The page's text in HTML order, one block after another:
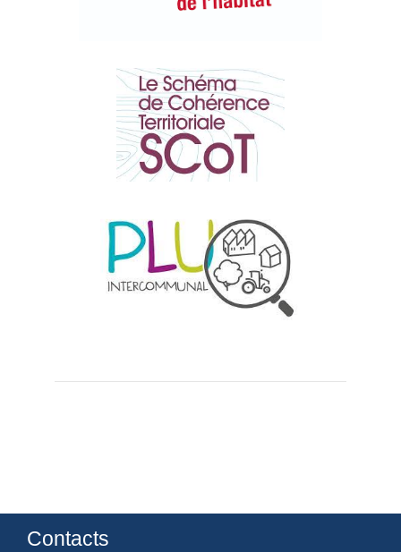
Contacts